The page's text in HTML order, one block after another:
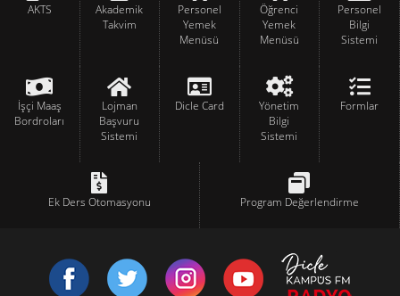
AKTS
Akademik
Takvim
Personel
Yemek
Menüsü
Öğrenci
Yemek
Menüsü
Personel
Bilgi
Sistemi
İşçi Maaş
Bordroları
Lojman
Başvuru
Sistemi
Dicle Card
Yönetim
Bilgi
Sistemi
Formlar
Ek Ders Otomasyonu Program Değerlendirme